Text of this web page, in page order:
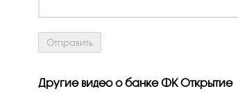
Другие видео о банке ФК Открытие